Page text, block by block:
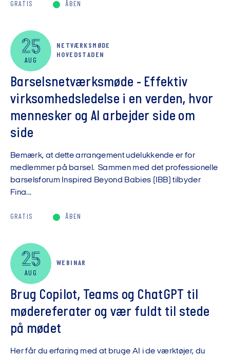
GRATIS ÅBEN
25
AUG
NETVÆRKSMØDE
HOVEDSTADEN
Barselsnetværksmøde - Effektiv
virksomhedsledelse i en verden, hvor
mennesker og AI arbejder side om
side
Bemærk, at dette arrangement udelukkende er for
medlemmer på barsel. Sammen med det professionelle
barselsforum Inspired Beyond Babies (IBB) tilbyder
Fina...
GRATIS ÅBEN
25
AUG
WEBINAR
Brug Copilot, Teams og ChatGPT til
mødereferater og vær fuldt til stede
på mødet
Her får du erfaring med at bruge AI i de værktøjer, du